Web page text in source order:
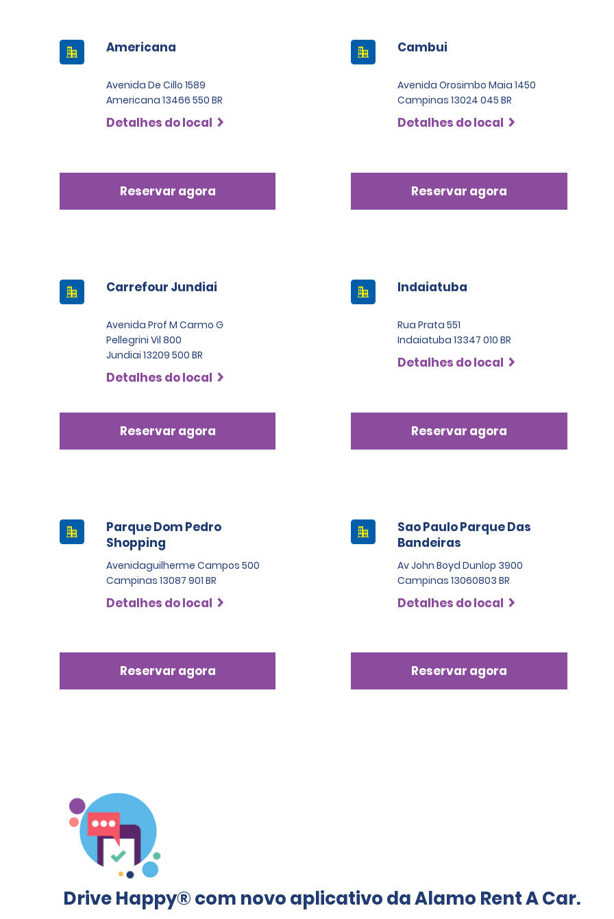
Americana
Avenida De Cillo 1589
Americana 13466 550 BR
Detalhes do local
Reservar agora
Cambui
Avenida Orosimbo Maia 1450
Campinas 13024 045 BR
Detalhes do local
Reservar agora
Carrefour Jundiai
Avenida Prof M Carmo G
Pellegrini Vil 800
Jundiai 13209 500 BR
Detalhes do local
Reservar agora
Indaiatuba
Rua Prata 551
Indaiatuba 13347 010 BR
Detalhes do local
Reservar agora
Parque Dom Pedro
Shopping
Avenidaguilherme Campos 500
Campinas 13087 901 BR
Detalhes do local
Reservar agora
Sao Paulo Parque Das
Bandeiras
Av John Boyd Dunlop 3900
Campinas 13060803 BR
Detalhes do local
Reservar agora
Drive Happy® com novo aplicativo da Alamo Rent A Car.